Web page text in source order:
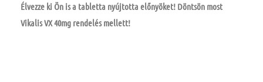
Élvezze ki Ön is a tabletta nyújtotta előnyöket! Döntsön most
Vikalis VX 40mg rendelés mellett!